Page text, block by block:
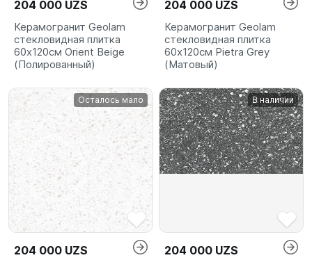
204 000 UZS
Керамогранит Geolam
стекловидная плитка
60х120см Orient Beige
(Полированный)
204 000 UZS
Керамогранит Geolam
стекловидная плитка
60х120см Pietra Grey
(Матовый)
Осталось мало
204 000 UZS
В наличии
204 000 UZS